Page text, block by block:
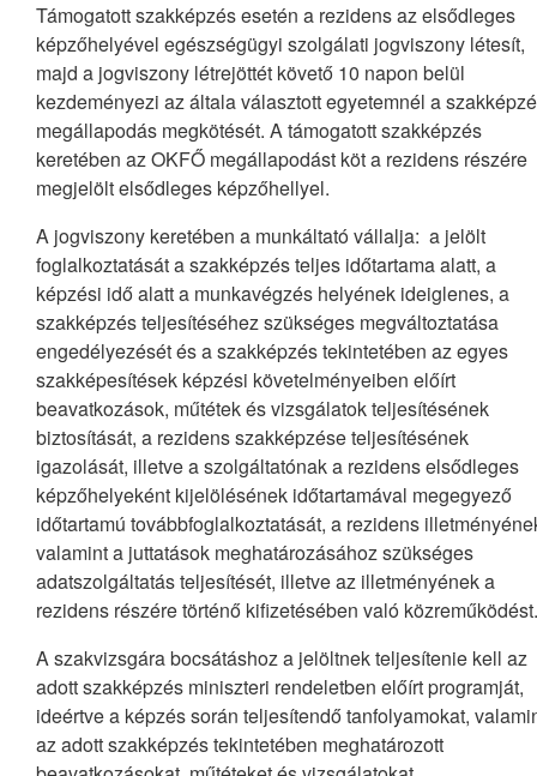
Támogatott szakképzés esetén a rezidens az elsődleges
képzőhelyével egészségügyi szolgálati jogviszony létesít,
majd a jogviszony létrejöttét követő 10 napon belül
kezdeményezi az általa választott egyetemnél a
megállapodás megkötését. A támogatott szakképzés
keretében az OKFŐ megállapodást köt a rezidens részére
megjelölt elsődleges képzőhellyel.
A jogviszony keretében a munkáltató vállalja: a jelölt
foglalkoztatását a szakképzés teljes időtartama alatt, a
képzési idő alatt a munkavégzés helyének ideiglenes, a
szakképzés teljesítéséhez szükséges megváltoztatása
engedélyezését és a szakképzés tekintetében az egyes
szakképesítések képzési követelményeiben előírt
beavatkozások, műtétek és vizsgálatok teljesítésének
biztosítását, a rezidens szakképzése teljesítésének
igazolását, illetve a szolgáltatónak a rezidens elsődleges
képzőhelyeként kijelölésének időtartamával megegyező
időtartamú továbbfoglalkoztatását, a rezidens
valamint a juttatások meghatározásához szükséges
adatszolgáltatás teljesítését, illetve az illetményének a
rezidens részére történő kifizetésében való közreműködést.
A szakvizsgára bocsátáshoz a jelöltnek teljesítenie kell az
adott szakképzés miniszteri rendeletben előírt programját,
ideértve a képzés során teljesítendő tanfolyamokat,
az adott szakképzés tekintetében meghatározott